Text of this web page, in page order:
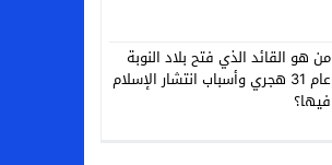
من هو القائد الذي فتح بلاد النوبة
عام 31 هجري وأسباب انتشار الإسلام
فيها؟